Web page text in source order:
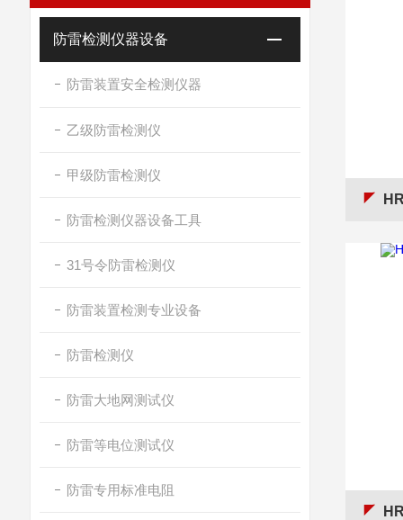
防雷检测仪器设备
防雷装置安全检测仪器
乙级防雷检测仪
甲级防雷检测仪
防雷检测仪器设备工具
31号令防雷检测仪
防雷装置检测专业设备
防雷检测仪
防雷大地网测试仪
防雷等电位测试仪
防雷专用标准电阻